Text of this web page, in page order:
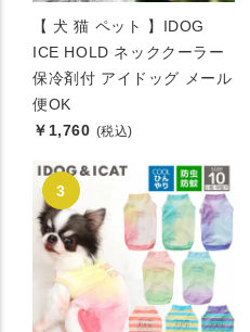
【 犬 猫 ペット 】IDOG
ICE HOLD ネッククーラー
保冷剤付 アイドッグ メール
便OK
￥1,760 (税込)